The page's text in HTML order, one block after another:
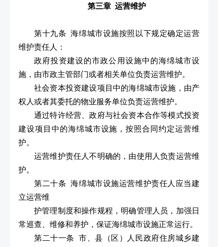
第三章 运营维护
第十九条 海绵城市设施按照以下规定确定运营
维护责任人：
政府投资建设的市政公用设施中的海绵城市设
施，由市政主管部门或者相关单位负责运营维护。
社会资本投资建设项目中的海绵城市设施，由产
权人或者其委托的物业服务单位负责运营维护。
通过特许经营、政府与社会资本合作等模式投资
建设项目中的海绵城市设施，按照合同约定运营维
护。
运营维护责任人不明确的，由使用人负责运营维
护。
第二十条 海绵城市设施运营维护责任人应当建
立运营维
护管理制度和操作规程，明确管理人员，加强日
常巡查、维修和养护，保证海绵城市设施正常运行。
第二十一条 市、县（区）人民政府住房城乡建